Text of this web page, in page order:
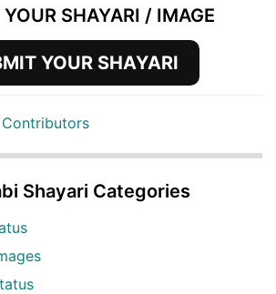
SHAYARI / IMAGE
YOUR SHAYARI
Shayari Categories